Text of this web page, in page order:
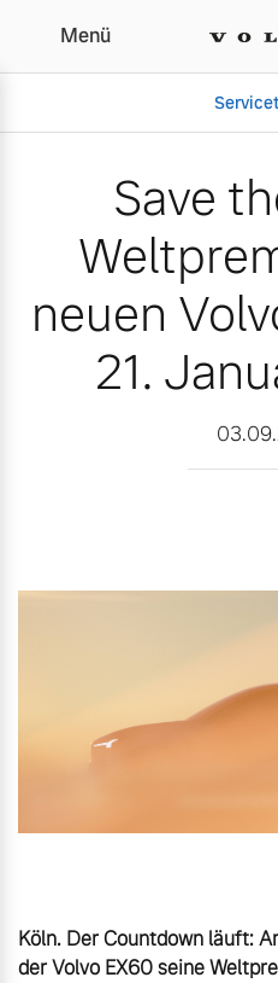
Save the
Menü
Gebrauchtwagen
Aktuelle
Zubehörkatalog
Aktuelle
Karriere
Save
neuen
21.
Köln. Der Countdown läuft:
der Volvo EX60 seine